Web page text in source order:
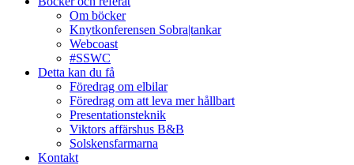
Om böcker
Knytkonferensen Sobra|tankar
Webcoast
#SSWC
Detta kan du få
Föredrag om elbilar
Föredrag om att leva mer hållbart
Presentationsteknik
Viktors affärshus B&B
Solskensfarmarna
Kontakt